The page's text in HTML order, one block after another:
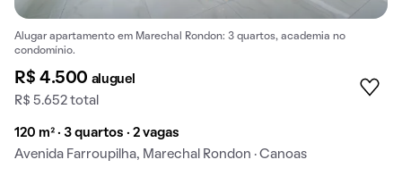
Alugar apartamento em Marechal Rondon: 3 quartos, academia no
condomínio.
R$ 4.500 aluguel
R$ 5.652 total
120 m² · 3 quartos · 2 vagas
Avenida Farroupilha, Marechal Rondon · Canoas